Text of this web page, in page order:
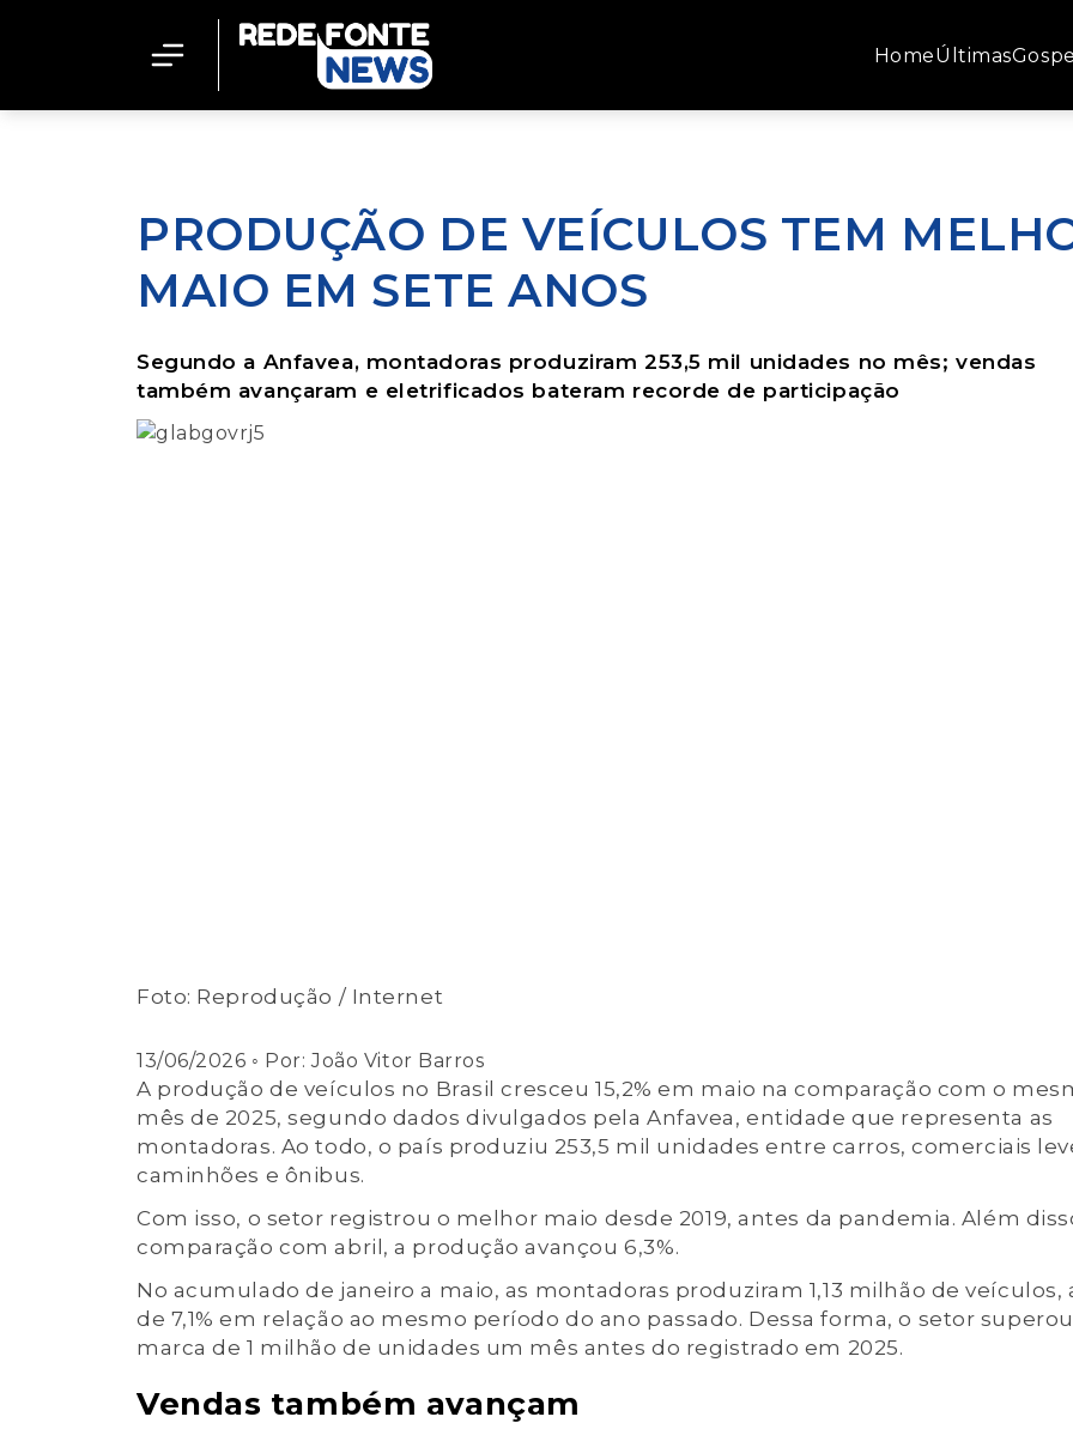
HomeÚltimas
PRODUÇÃO DE VEÍCULOS TEM
MAIO EM SETE ANOS
Segundo a Anfavea, montadoras produziram 253,5 mil unidades no mês; vendas
também avançaram e eletrificados bateram recorde de participação
Foto: Reprodução / Internet
13/06/2026 ◦ Por:João Vitor Barros
A produção de veículos no Brasil cresceu 15,2% em maio na comparação com o
mês de 2025, segundo dados divulgados pela Anfavea, entidade que representa as
montadoras. Ao todo, o país produziu 253,5 mil unidades entre carros, comerciais
caminhões e ônibus.
Com isso, o setor registrou o melhor maio desde 2019, antes da pandemia. Além
comparação com abril, a produção avançou 6,3%.
No acumulado de janeiro a maio, as montadoras produziram 1,13 milhão de veículos,
de 7,1% em relação ao mesmo período do ano passado. Dessa forma, o setor
marca de 1 milhão de unidades um mês antes do registrado em 2025.
Vendas também avançam